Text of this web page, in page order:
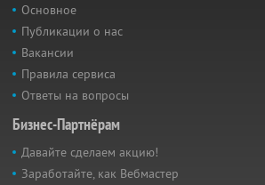
Основное
Публикации о нас
Вакансии
Правила сервиса
Ответы на вопросы
Бизнес-Партнёрам
Давайте сделаем акцию!
Заработайте, как Вебмастер